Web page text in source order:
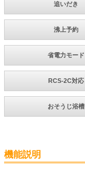
追いだき
沸上予約
省電力モード
RCS-2C対応
おそうじ浴槽
機能説明